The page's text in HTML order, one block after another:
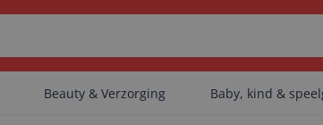
Beauty & Verzorging Baby, kind &